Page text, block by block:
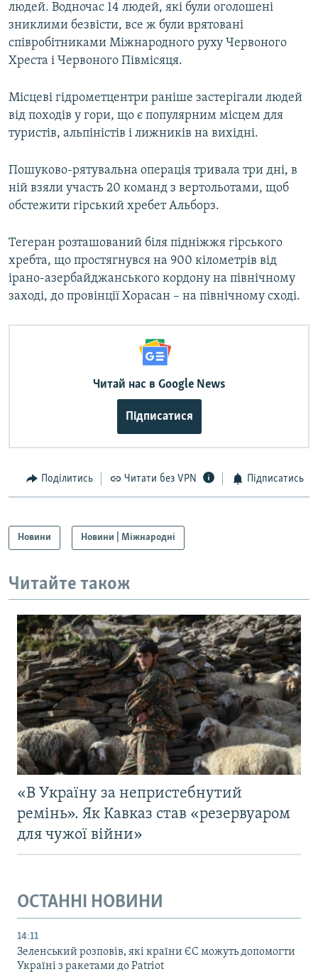
Усі сайти RFE/RL
людей. Водночас 14 людей, які були оголошені
зниклими безвісти, все ж були врятовані
співробітниками Міжнародного руху Червоного
Хреста і Червоного Півмісяця.
Місцеві гідрометцентри раніше застерігали людей
від походів у гори, що є популярним місцем для
туристів, альпіністів і лижників на вихідні.
Пошуково-рятувальна операція тривала три дні, в
ній взяли участь 20 команд з вертольотами, щоб
обстежити гірський хребет Альборз.
Тегеран розташований біля підніжжя гірського
хребта, що простягнувся на 900 кілометрів від
ірано-азербайджанського кордону на північному
заході, до провінції Хорасан – на північному сході.
Читай нас в Google News
Підписатися
Поділитись Читати без VPN Підписатись
Новини Новини | Міжнародні
Читайте також
«В Україну за непристебнутий
ремінь». Як Кавказ став «резервуаром
для чужої війни»
ОСТАННІ НОВИНИ
14:11
Зеленський розповів, які країни ЄС можуть допомогти
Україні з ракетами до Patriot